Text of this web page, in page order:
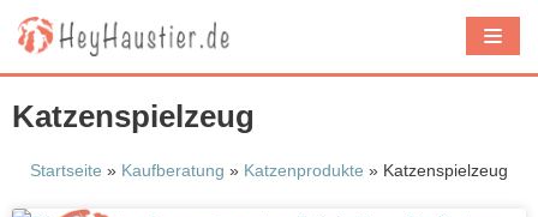
Z
u
I
n
Katzenspielzeug
Startseite » Kaufberatung » Katzenprodukte » Katzenspielzeug